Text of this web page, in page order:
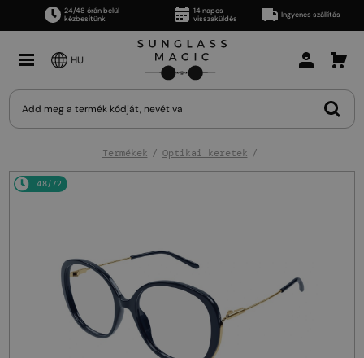
24/48 órán belül
kézbesítünk
14 napos
visszaküldés
Ingyenes szállítás
HU
Termékek Optikai keretek
48/72